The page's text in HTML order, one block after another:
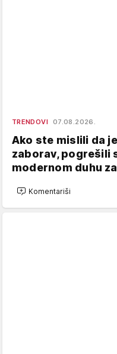
TRENDOVI 07.08.2026.
Ako ste mislili da
zaborav, pogrešili
modernom duhu
Komentariši